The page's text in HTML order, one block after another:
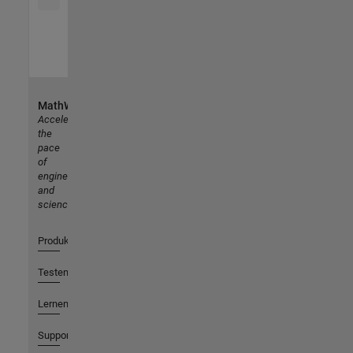
MathWorks
Accelerating
the
pace
of
engineering
and
science
Produkte
Testen oder Kaufen
Lernen
Support